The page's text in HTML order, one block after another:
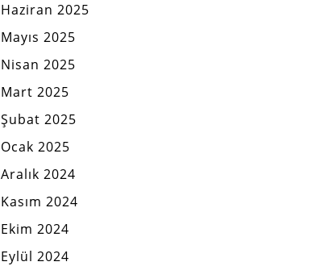
Haziran 2025
Mayıs 2025
Nisan 2025
Mart 2025
Şubat 2025
Ocak 2025
Aralık 2024
Kasım 2024
Ekim 2024
Eylül 2024